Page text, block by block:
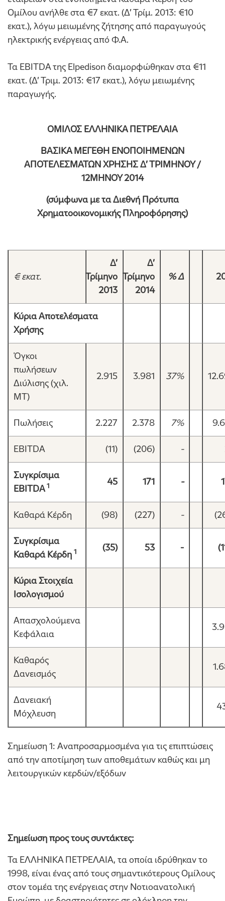
Ομίλου ανήλθε στα €7 εκατ. (Δ’ Τρίμ. 2013: €10
εκατ.), λόγω μειωμένης ζήτησης από παραγωγούς
ηλεκτρικής ενέργειας από Φ.Α.
Τα EBITDA της Elpedison διαμορφώθηκαν στα €11
εκατ. (Δ’ Τριμ. 2013: €17 εκατ.), λόγω μειωμένης
παραγωγής.
ΟΜΙΛΟΣ ΕΛΛΗΝΙΚΑ ΠΕΤΡΕΛΑΙΑ
ΒΑΣΙΚΑ ΜΕΓΕΘΗ ΕΝΟΠΟΙΗΜΕΝΩΝ
ΑΠΟΤΕΛΕΣΜΑΤΩΝ ΧΡΗΣΗΣ Δ’ ΤΡΙΜΗΝΟΥ /
12ΜΗΝΟΥ 2014
(σύμφωνα με τα Διεθνή Πρότυπα
Χρηματοοικονομικής Πληροφόρησης)
€ εκατ.
Δ’
Τρίμηνο
2013
Δ’
Τρίμηνο
2014
% Δ 2
Κύρια Αποτελέσματα
Χρήσης
Όγκοι
πωλήσεων
Διύλισης (χιλ.
ΜΤ)
2.915 3.981 37%
Πωλήσεις 2.227 2.378 7%
EBITDA (11) (206) -
Συγκρίσιμα
EBITDA1 45 171 -
Καθαρά Κέρδη (98) (227) -
Συγκρίσιμα
Καθαρά Κέρδη 1 (35) 53 -
Κύρια Στοιχεία
Ισολογισμού
Απασχολούμενα
Κεφάλαια
Καθαρός
Δανεισμός
Δανειακή
Μόχλευση
Σημείωση 1: Αναπροσαρμοσμένα για τις επιπτώσεις
από την αποτίμηση των αποθεμάτων καθώς και μη
λειτουργικών κερδών/εξόδων
Σημείωση προς τους συντάκτες:
Τα ΕΛΛΗΝΙΚΑ ΠΕΤΡΕΛΑΙΑ, τα οποία ιδρύθηκαν το
1998, είναι ένας από τους σημαντικότερους Ομίλους
στον τομέα της ενέργειας στην Νοτιοανατολική